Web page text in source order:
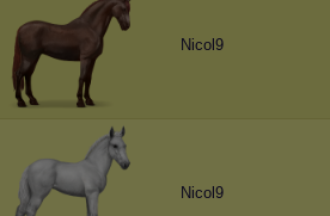
Nicol9
Nicol9